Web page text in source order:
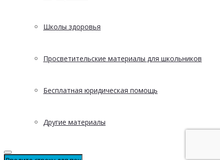
Школы здоровья
Просветительские материалы для школьников
Бесплатная юридическая помощь
Другие материалы